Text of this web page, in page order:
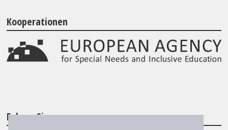
Kooperationen
Folgen Sie uns